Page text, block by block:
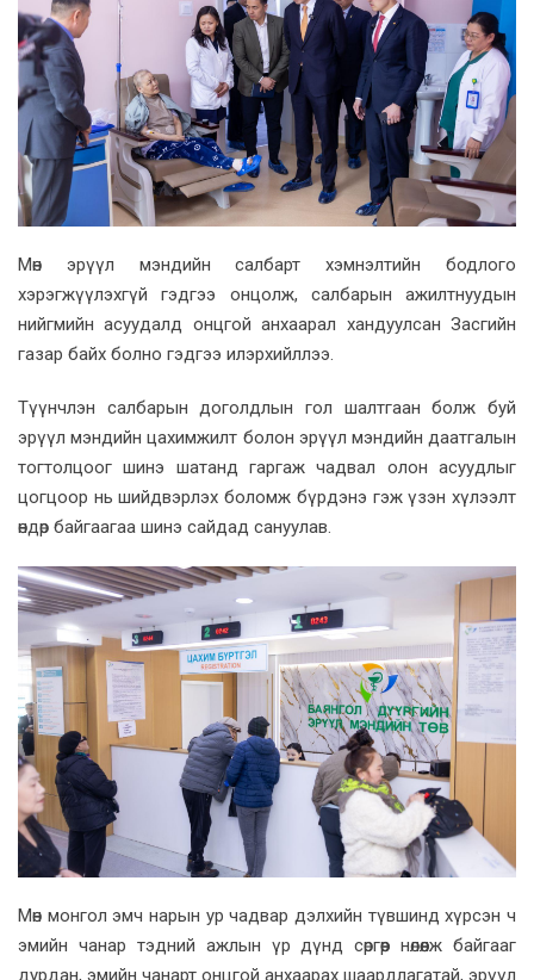
Мөн эрүүл мэндийн салбарт хэмнэлтийн бодлого
хэрэгжүүлэхгүй гэдгээ онцолж, салбарын ажилтнуудын
нийгмийн асуудалд онцгой анхаарал хандуулсан Засгийн
газар байх болно гэдгээ илэрхийллээ.
Түүнчлэн салбарын доголдлын гол шалтгаан болж буй
эрүүл мэндийн цахимжилт болон эрүүл мэндийн даатгалын
тогтолцоог шинэ шатанд гаргаж чадвал олон асуудлыг
цогцоор нь шийдвэрлэх боломж бүрдэнэ гэж үзэн хүлээлт
өндөр байгаагаа шинэ сайдад сануулав.
Мөн монгол эмч нарын ур чадвар дэлхийн түвшинд хүрсэн ч
эмийн чанар тэдний ажлын үр дүнд сөргөөр нөлөөлж байгааг
дурдан, эмийн чанарт онцгой анхаарах шаардлагатай, эрүүл